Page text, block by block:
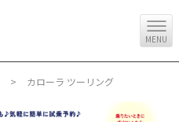
MENU
カローラ ツーリング